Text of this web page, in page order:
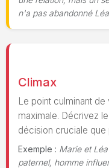
n'a pas abandonné
Climax
Le point culminant
maximale. Décrivez le
décision cruciale
Exemple : Marie et
paternel, homme